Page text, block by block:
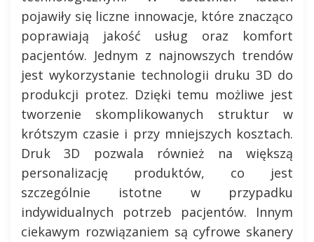
pojawiły się liczne innowacje, które znacząco
poprawiają jakość usług oraz komfort
pacjentów. Jednym z najnowszych trendów
jest wykorzystanie technologii druku 3D do
produkcji protez. Dzięki temu możliwe jest
tworzenie skomplikowanych struktur w
krótszym czasie i przy mniejszych kosztach.
Druk 3D pozwala również na większą
personalizację produktów, co jest
szczególnie istotne w przypadku
indywidualnych potrzeb pacjentów. Innym
ciekawym rozwiązaniem są cyfrowe skanery